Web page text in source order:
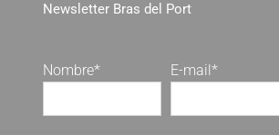
Newsletter Bras del Port
Nombre* E-mail*